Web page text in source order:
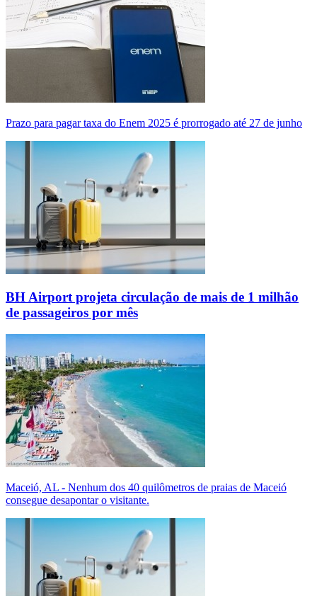
Prazo para pagar taxa do Enem 2025 é prorrogado até 27 de junho
BH Airport projeta circulação de mais de 1 milhão
de passageiros por mês
Maceió, AL - Nenhum dos 40 quilômetros de praias de Maceió
consegue desapontar o visitante.